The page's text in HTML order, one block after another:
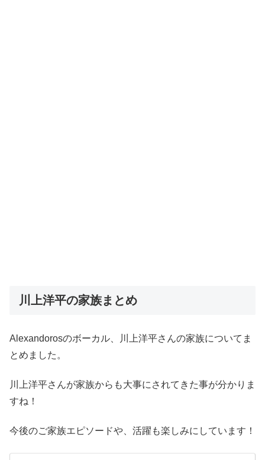
川上洋平の家族まとめ
Alexandorosのボーカル、川上洋平さんの家族についてま
とめました。
川上洋平さんが家族からも大事にされてきた事が分かりま
すね！
今後のご家族エピソードや、活躍も楽しみにしています！